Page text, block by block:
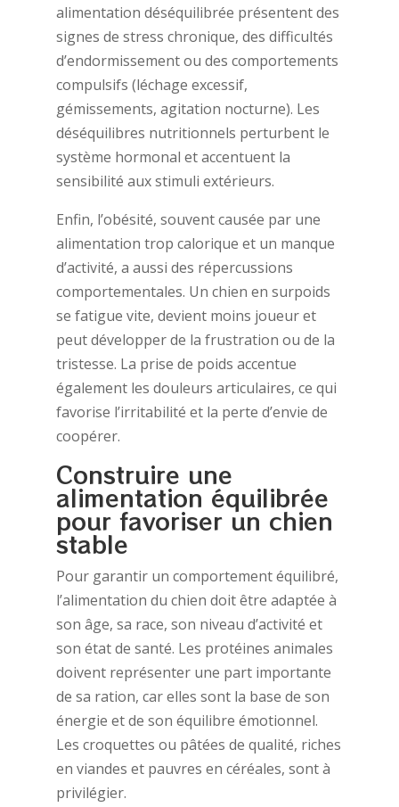
alimentation déséquilibrée présentent des
signes de stress chronique, des difficultés
d’endormissement ou des comportements
compulsifs (léchage excessif,
gémissements, agitation nocturne). Les
déséquilibres nutritionnels perturbent le
système hormonal et accentuent la
sensibilité aux stimuli extérieurs.
Enfin, l’obésité, souvent causée par une
alimentation trop calorique et un manque
d’activité, a aussi des répercussions
comportementales. Un chien en surpoids
se fatigue vite, devient moins joueur et
peut développer de la frustration ou de la
tristesse. La prise de poids accentue
également les douleurs articulaires, ce qui
favorise l’irritabilité et la perte d’envie de
coopérer.
Construire une
alimentation équilibrée
pour favoriser un chien
stable
Pour garantir un comportement équilibré,
l’alimentation du chien doit être adaptée à
son âge, sa race, son niveau d’activité et
son état de santé. Les protéines animales
doivent représenter une part importante
de sa ration, car elles sont la base de son
énergie et de son équilibre émotionnel.
Les croquettes ou pâtées de qualité, riches
en viandes et pauvres en céréales, sont à
privilégier.